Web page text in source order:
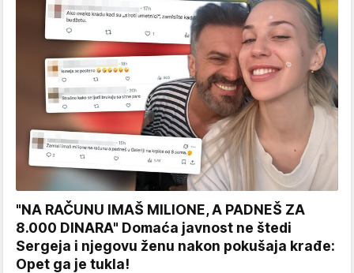
"NA RAČUNU IMAŠ MILIONE, A PADNEŠ ZA
8.000 DINARA" Domaća javnost ne štedi
Sergeja i njegovu ženu nakon pokušaja krađe:
Opet ga je tukla!